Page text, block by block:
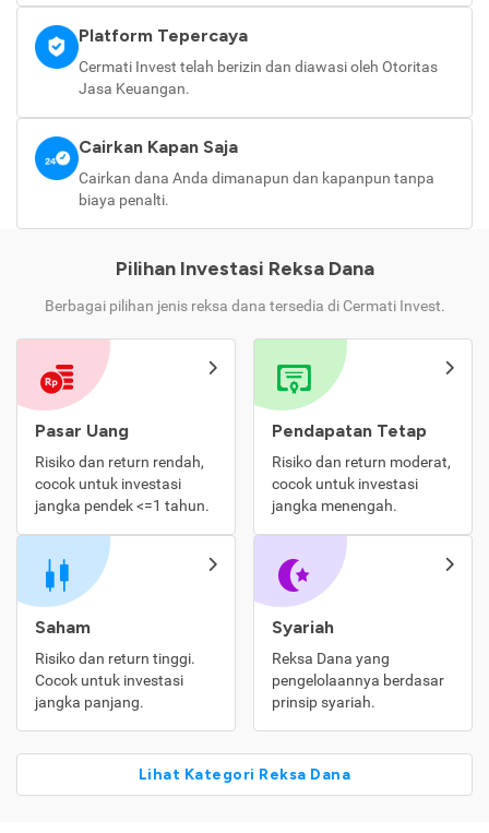
Platform Tepercaya
Cermati Invest telah berizin dan diawasi oleh Otoritas
Jasa Keuangan.
Cairkan Kapan Saja
Cairkan dana Anda dimanapun dan kapanpun tanpa
biaya penalti.
Pilihan Investasi Reksa Dana
Berbagai pilihan jenis reksa dana tersedia di Cermati Invest.
Pasar Uang
Risiko dan return rendah,
cocok untuk investasi
jangka pendek <=1 tahun.
Pendapatan Tetap
Risiko dan return moderat,
cocok untuk investasi
jangka menengah.
Saham
Risiko dan return tinggi.
Cocok untuk investasi
jangka panjang.
Syariah
Reksa Dana yang
pengelolaannya berdasar
prinsip syariah.
Lihat Kategori Reksa Dana